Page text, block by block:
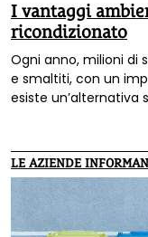
I vantaggi
ricondizionato
Ogni anno, milioni di
e smaltiti, con un
esiste
LE AZIENDE